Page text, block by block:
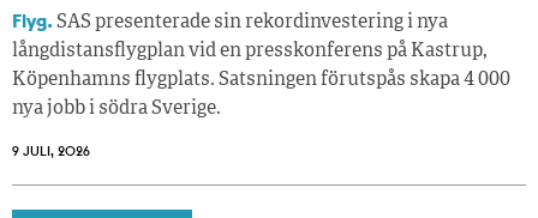
Flyg.SAS presenterade sin rekordinvestering i nya
långdistansflygplan vid en presskonferens på Kastrup,
Köpenhamns flygplats. Satsningen förutspås skapa 4 000
nya jobb i södra Sverige.
9 JULI, 2026